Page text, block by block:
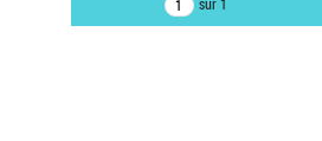
Type de notice d'autorité
sur 1